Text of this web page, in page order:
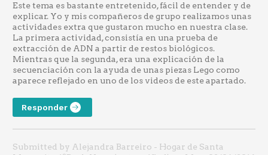
Este tema es bastante entretenido, fácil de entender y de
explicar. Yo y mis compañeros de grupo realizamos unas
actividades extra que gustaron mucho en nuestra clase.
La primera actividad, consistía en una prueba de
extracción de ADN a partir de restos biológicos.
Mientras que la segunda, era una explicación de la
secuenciación con la ayuda de unas piezas Lego como
aparece reflejado en uno de los videos de este apartado.
Responder
Submitted by Alejandra Barreiro - Hogar de Santa